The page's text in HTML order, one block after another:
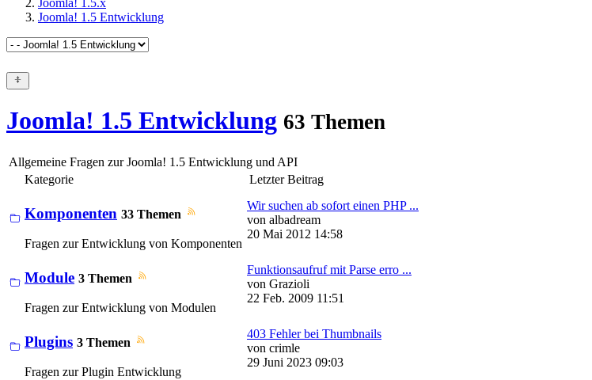
Joomla! 1.5.x
Joomla! 1.5 Entwicklung
Joomla! 1.5 Entwicklung 63 Themen
Allgemeine Fragen zur Joomla! 1.5 Entwicklung und API
Kategorie
Letzter Beitrag
Komponenten 33 Themen
Fragen zur Entwicklung von Komponenten
Wir suchen ab sofort einen PHP ...
von albadream
20 Mai 2012 14:58
Module 3 Themen
Fragen zur Entwicklung von Modulen
Funktionsaufruf mit Parse erro ...
von Grazioli
22 Feb. 2009 11:51
Plugins 3 Themen
Fragen zur Plugin Entwicklung
403 Fehler bei Thumbnails
von crimle
29 Juni 2023 09:03